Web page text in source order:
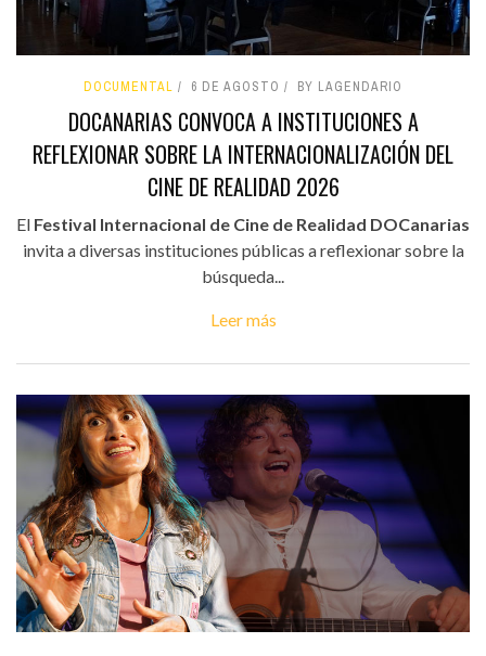
DOCUMENTAL 6 DE AGOSTO BY LAGENDARIO
DOCANARIAS CONVOCA A INSTITUCIONES A
REFLEXIONAR SOBRE LA INTERNACIONALIZACIÓN DEL
CINE DE REALIDAD 2026
El Festival Internacional de Cine de Realidad DOCanarias
invita a diversas instituciones públicas a reflexionar sobre la
búsqueda...
Leer más